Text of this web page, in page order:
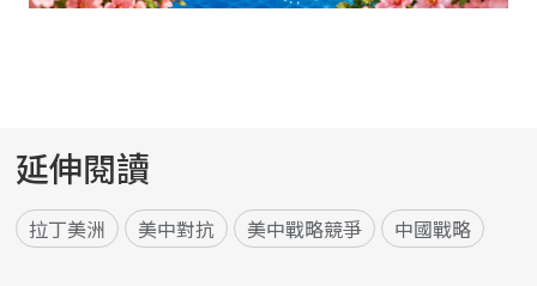
延伸閱讀
拉丁美洲 美中對抗 美中戰略競爭 中國戰略